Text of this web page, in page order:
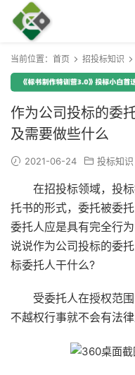
当前位置： 首页 招投标知识
作为公司投标的委
及需要做些什么
2021-06-24 投标知识
在招投标领域，投标
托书的形式，委托被委
委托人应是具有完全行
说说作为公司投标的委
标委托人干什么?
受委托人在授权范围
不越权行事就不会有法律